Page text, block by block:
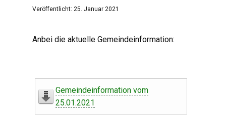
Veröffentlicht: 25. Januar 2021
Anbei die aktuelle Gemeindeinformation:
Gemeindeinformation vom
25.01.2021